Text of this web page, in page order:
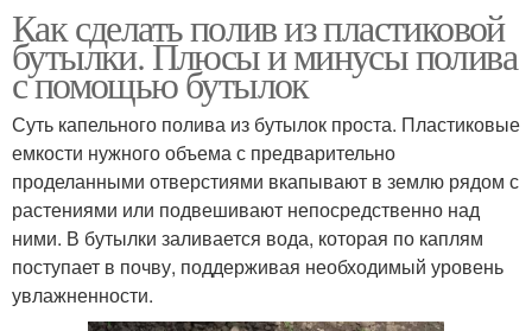
Как сделать полив из пластиковой
бутылки. Плюсы и минусы полива
с помощью бутылок
Суть капельного полива из бутылок проста. Пластиковые
емкости нужного объема с предварительно
проделанными отверстиями вкапывают в землю рядом с
растениями или подвешивают непосредственно над
ними. В бутылки заливается вода, которая по каплям
поступает в почву, поддерживая необходимый уровень
увлажненности.